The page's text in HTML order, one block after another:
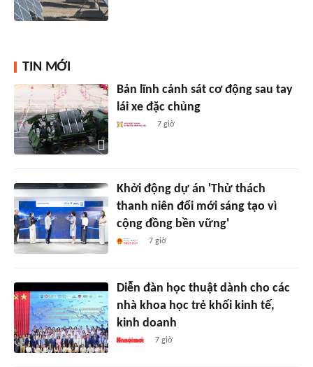
TIN MỚI
Bản lĩnh cảnh sát cơ động sau tay
lái xe đặc chủng
7 giờ
Khởi động dự án 'Thử thách
thanh niên đổi mới sáng tạo vì
cộng đồng bền vững'
7 giờ
Diễn đàn học thuật dành cho các
nhà khoa học trẻ khối kinh tế,
kinh doanh
7 giờ